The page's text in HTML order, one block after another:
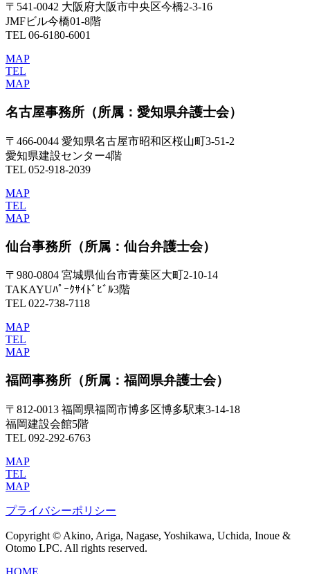
〒541-0042 大阪府大阪市中央区今橋2-3-16
JMFビル今橋01-8階
TEL 06-6180-6001
MAP
TEL
MAP
名古屋事務所 （所属：愛知県弁護士会）
〒466-0044 愛知県名古屋市昭和区桜山町3-51-2
愛知県建設センター4階
TEL 052-918-2039
MAP
TEL
MAP
仙台事務所 （所属：仙台弁護士会）
〒980-0804 宮城県仙台市青葉区大町2-10-14
TAKAYUﾊﾟｰｸｻｲﾄﾞﾋﾞﾙ3階
TEL 022-738-7118
MAP
TEL
MAP
福岡事務所 （所属：福岡県弁護士会）
〒812-0013 福岡県福岡市博多区博多駅東3-14-18
福岡建設会館5階
TEL 092-292-6763
MAP
TEL
MAP
プライバシーポリシー
Copyright © Akino, Ariga, Nagase, Yoshikawa, Uchida, Inoue &
Otomo LPC. All rights reserved.
HOME